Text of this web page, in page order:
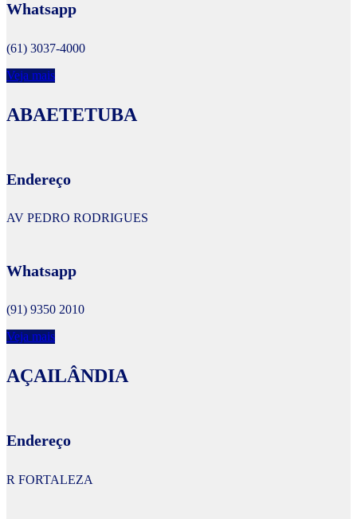
Whatsapp
(61) 3037-4000
Veja mais
ABAETETUBA
Endereço
AV PEDRO RODRIGUES
Whatsapp
(91) 9350 2010
Veja mais
AÇAILÂNDIA
Endereço
R FORTALEZA